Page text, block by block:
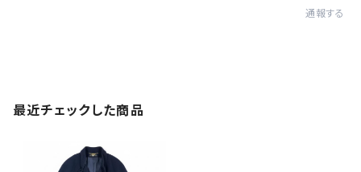
通報する
最近チェックした商品